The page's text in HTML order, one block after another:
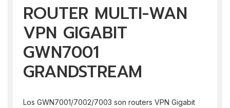
ROUTER MULTI-WAN
VPN GIGABIT
GWN7001
GRANDSTREAM
Los GWN7001/7002/7003 son routers VPN Gigabit